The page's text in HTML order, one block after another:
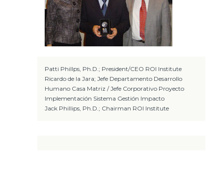
Patti Phillps, Ph.D.; President/CEO ROI Institute
Ricardo de la Jara; Jefe Departamento Desarrollo
Humano Casa Matriz / Jefe Corporativo Proyecto
Implementación Sistema Gestión Impacto
Jack Phillips, Ph.D.; Chairman ROI Institute